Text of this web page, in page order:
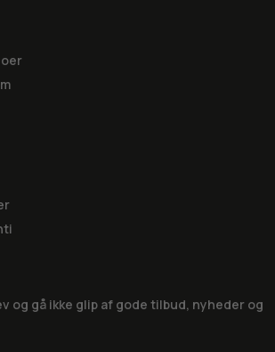
og gå ikke glip af gode tilbud, nyheder og